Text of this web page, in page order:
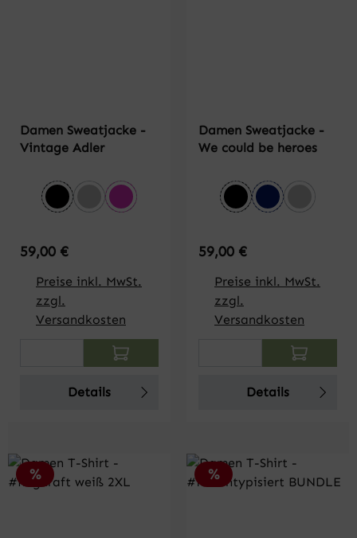
Damen Sweatjacke -
Vintage Adler
Farbeauswählen
schwarzgrau meliert
pink
Regulärer Preis:
59,00 €
Preise inkl. MwSt.
zzgl.
Versandkosten
Produkt Anzahl: Gib den gewünschten
Details
Damen Sweatjacke -
We could be heroes
Farbeauswählen
schwarzdunkelblau
grau
Regulärer Preis:
59,00 €
Preise inkl. MwSt.
zzgl.
Versandkosten
Produkt Anzahl:
Details
Rabatt
% Rabatt
%